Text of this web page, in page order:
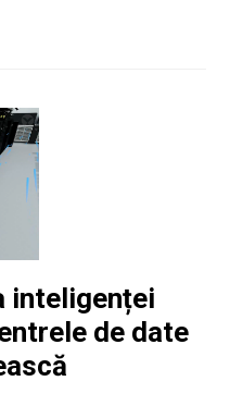
inteligenței
de date